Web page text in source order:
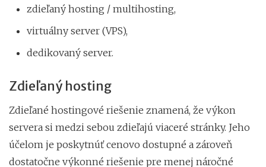
zdieľaný hosting / multihosting,
virtuálny server (VPS),
dedikovaný server.
Zdieľaný hosting
Zdieľané hostingové riešenie znamená, že výkon
servera si medzi sebou zdieľajú viaceré stránky. Jeho
účelom je poskytnúť cenovo dostupné a zároveň
dostatočne výkonné riešenie pre menej náročné